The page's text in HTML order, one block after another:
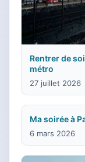
Rentrer de
métro
27 juillet 2026
Ma soirée à
6 mars 2026